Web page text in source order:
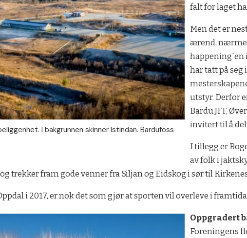
I bakgrunnen skinner Istindan. Bardufoss
falt for laget
Men det er
ærend,
happening´en
har tatt på
utstyr. Derfor
Bardu JFF,
invitert til å
I tillegg er
av folk i
trekker fram gode venner fra Siljan og Eidskog i sør til
i 2017, er nok det som gjør at sporten vil overleve i
Oppgradert
Foreningens